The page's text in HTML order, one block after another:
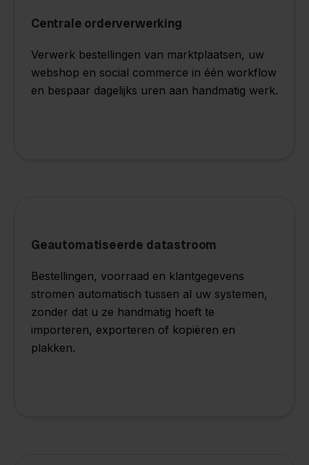
Centrale orderverwerking
Verwerk bestellingen van marktplaatsen, uw
webshop en social commerce in één workflow
en bespaar dagelijks uren aan handmatig werk.
Geautomatiseerde datastroom
Bestellingen, voorraad en klantgegevens
stromen automatisch tussen al uw systemen,
zonder dat u ze handmatig hoeft te
importeren, exporteren of kopiëren en
plakken.